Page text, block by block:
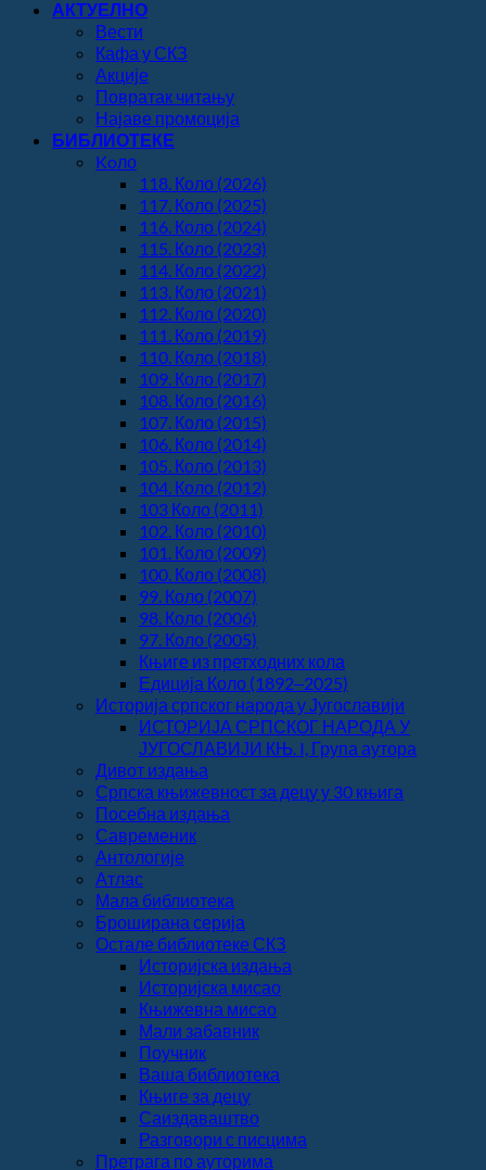
АКТУЕЛНО
Вести
Кафа у СКЗ
Акције
Повратак читању
Најаве промоција
БИБЛИОТЕКЕ
Koло
118. Коло (2026)
117. Коло (2025)
116. Коло (2024)
115. Коло (2023)
114. Коло (2022)
113. Коло (2021)
112. Коло (2020)
111. Коло (2019)
110. Коло (2018)
109. Коло (2017)
108. Коло (2016)
107. Коло (2015)
106. Коло (2014)
105. Коло (2013)
104. Коло (2012)
103 Коло (2011)
102. Коло (2010)
101. Коло (2009)
100. Коло (2008)
99. Коло (2007)
98. Коло (2006)
97. Коло (2005)
Књиге из претходних кола
Едиција Коло (1892‒2025)
Историја српског народа у Југославији
ИСТОРИЈА СРПСКОГ НАРОДА У
ЈУГОСЛАВИЈИ КЊ. I, Група аутора
Дивот издања
Српска књижевност за децу у 30 књига
Посебна издања
Савременик
Антологије
Атлас
Мала библиотека
Броширана серија
Остале библиотеке СКЗ
Историјска издања
Историјска мисао
Књижевна мисао
Мали забавник
Поучник
Ваша библиотека
Књиге за децу
Саиздаваштво
Разговори с писцима
Претрага по ауторима